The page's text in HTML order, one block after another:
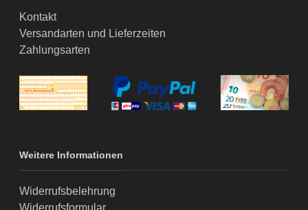
Kontakt
Versandarten und Lieferzeiten
Zahlungsarten
Weitere Informationen
Widerrufsbelehrung